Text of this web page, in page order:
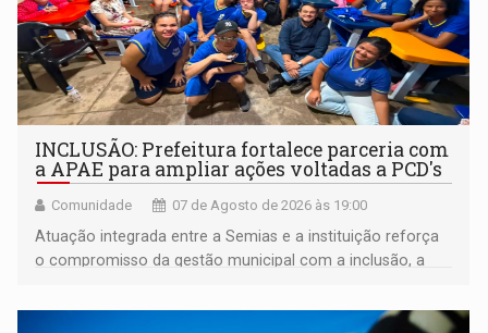
INCLUSÃO: Prefeitura fortalece parceria com
a APAE para ampliar ações voltadas a PCD's
Comunidade 07 de Agosto de 2026 às 19:00
Atuação integrada entre a Semias e a instituição reforça
o compromisso da gestão municipal com a inclusão, a